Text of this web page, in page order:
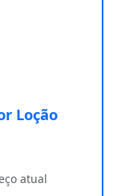
Loção
atual